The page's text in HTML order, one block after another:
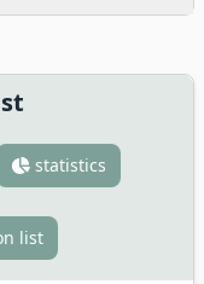
statistics
list